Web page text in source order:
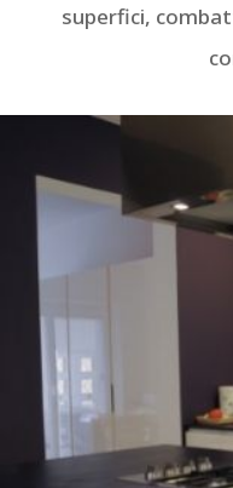
superfici,